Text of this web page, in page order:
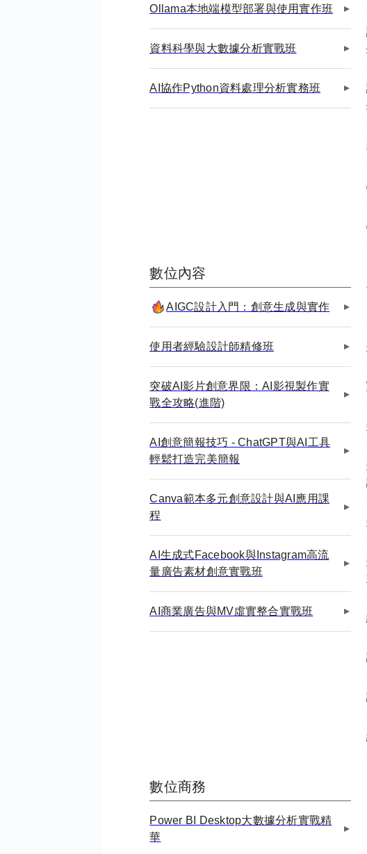
Ollama本地端模型部署與使用實作班
資料科學與大數據分析實戰班
AI協作Python資料處理分析實務班
數位內容
AIGC設計入門：創意生成與實作
使用者經驗設計師精修班
突破AI影片創意界限：AI影視製作實
戰全攻略(進階)
AI創意簡報技巧 - ChatGPT與AI工具
輕鬆打造完美簡報
Canva範本多元創意設計與AI應用課
程
AI生成式Facebook與Instagram高流
量廣告素材創意實戰班
AI商業廣告與MV虛實整合實戰班
數位商務
Power BI Desktop大數據分析實戰精
華